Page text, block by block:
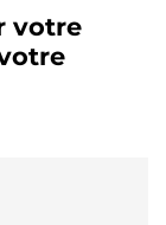
votre